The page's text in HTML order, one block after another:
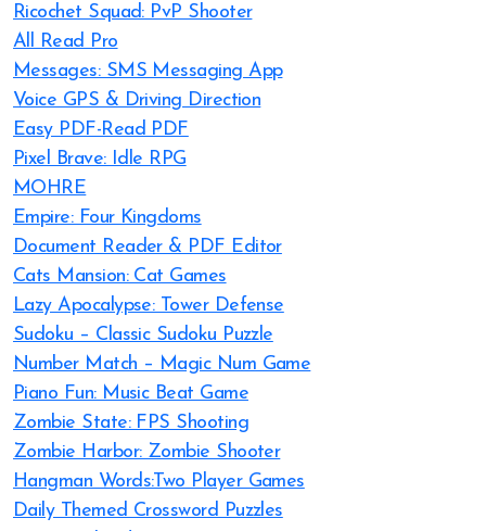
Ricochet Squad: PvP Shooter
All Read Pro
Messages: SMS Messaging App
Voice GPS & Driving Direction
Easy PDF-Read PDF
Pixel Brave: Idle RPG
MOHRE
Empire: Four Kingdoms
Document Reader & PDF Editor
Cats Mansion: Cat Games
Lazy Apocalypse: Tower Defense
Sudoku – Classic Sudoku Puzzle
Number Match – Magic Num Game
Piano Fun: Music Beat Game
Zombie State: FPS Shooting
Zombie Harbor: Zombie Shooter
Hangman Words:Two Player Games
Daily Themed Crossword Puzzles